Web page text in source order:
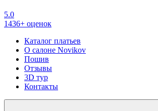
5.0
1436+ оценок
Каталог платьев
О салоне Novikov
Пошив
Отзывы
3D тур
Контакты